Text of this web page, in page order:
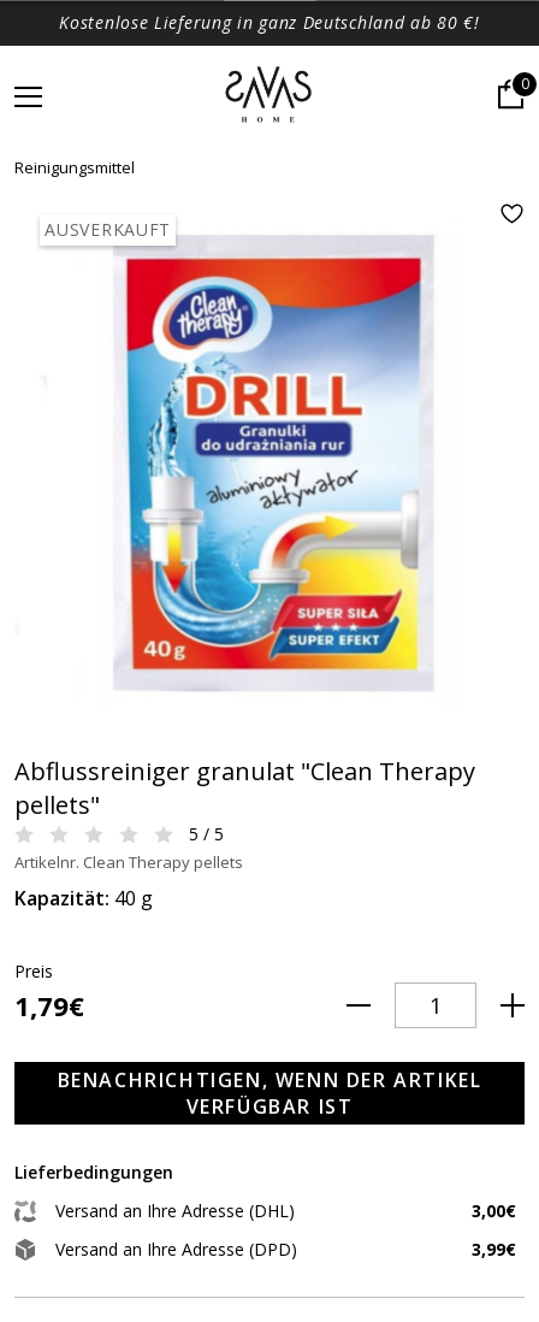
Kostenlose Lieferung in ganz Deutschland ab 80 €!
0
Reinigungsmittel
AUSVERKAUFT
Abflussreiniger granulat "Clean Therapy
pellets"
5 / 5
Artikelnr. Clean Therapy pellets
Kapazität: 40 g
Preis
1,79€
BENACHRICHTIGEN, WENN DER ARTIKEL
VERFÜGBAR IST
Lieferbedingungen
Versand an Ihre Adresse (DHL)
3,00€
Versand an Ihre Adresse (DPD)
3,99€